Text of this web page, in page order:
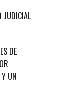
JUDICIAL
DE
UN